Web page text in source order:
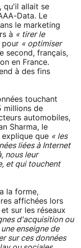
qu'il allait se
Data. Le
le marketing
à « tirer le
pour « optimiser
second, français,
en France.
à des fins
touchant
millions de
automobiles,
Sharma, le
que « les
liées à Internet
nous leur
et qui touchent
la forme,
affichées lors
sur les réseaux
d'acquisition ou
enseigne de
sur ces données